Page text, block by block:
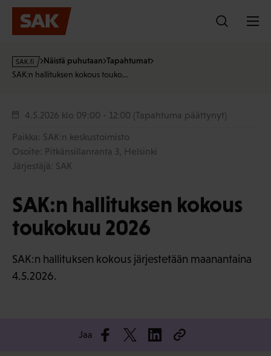
Hyppää
sisältöön
s
a
f
Näistä puhutaan Tapahtumat
SAK:n hallituksen kokous touko…
4.5.2026 klo 09:00 - 12:00 (Tapahtuma päättynyt)
Paikka: SAK:n keskustoimisto
Osoite: Pitkänsillanranta 3, Helsinki
Järjestäjä: SAK
SAK:n hallituksen kokous
toukokuu 2026
SAK:n hallituksen kokous järjestetään maanantaina
4.5.2026.
Jaa